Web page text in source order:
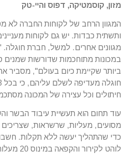
מזון, קוסמטיקה, דפוס והיי-טק
המגוון הרחב של לקוחות החברה לא
ותשתית כבדות. יש גם לקוחות
מגוונים אחרים. למשל, חברת חוגלה.
במכונות מתוחכמות שדורשות שמנים
ביותר שקיימת כיום בעולם", מסביר
חיתולים וכל עצירה של המכונה
עוד תחום הוא תעשיית עיבוד הבשר
מסועים, מעליות, שרשראות, שצריכים
כדי שהתהליך יעשה ללא תקלות.
לוהט לקירור והקפאה במינוס 20 מעלות.